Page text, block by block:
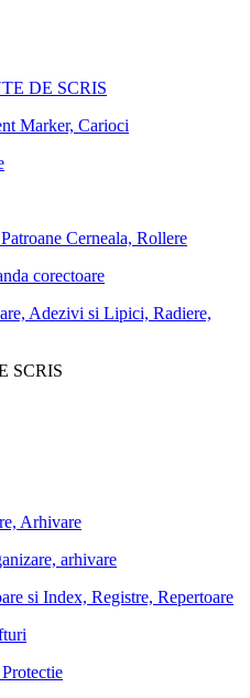
DE SCRIS
Marker, Carioci
Cerneala, Rollere
corectoare
Adezivi si Lipici, Radiere,
SCRIS
Arhivare
arhivare
si Index, Registre, Repertoare